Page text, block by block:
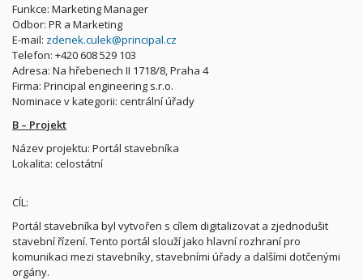
Funkce: Marketing Manager
Odbor: PR a Marketing
E-mail: zdenek.culek@principal.cz
Telefon: +420 608 529 103
Adresa: Na hřebenech II 1718/8, Praha 4
Firma: Principal engineering s.r.o.
Nominace v kategorii: centrální úřady
B – Projekt
Název projektu: Portál stavebníka
Lokalita: celostátní
CÍL:
Portál stavebníka byl vytvořen s cílem digitalizovat a zjednodušit
stavební řízení. Tento portál slouží jako hlavní rozhraní pro
komunikaci mezi stavebníky, stavebními úřady a dalšími dotčenými
orgány.